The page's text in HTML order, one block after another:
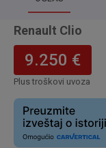
Renault Clio
9.250 €
Plus troškovi uvoza